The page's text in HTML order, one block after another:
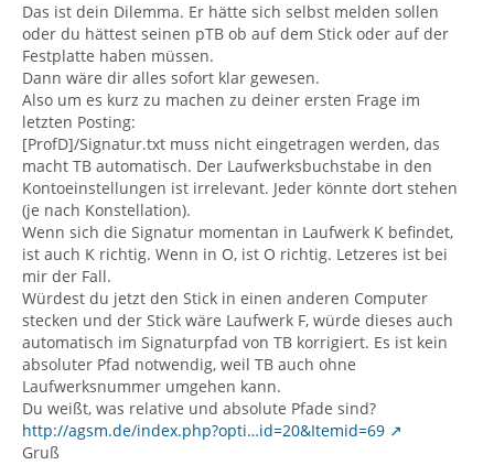
Das ist dein Dilemma. Er hätte sich selbst melden sollen
oder du hättest seinen pTB ob auf dem Stick oder auf der
Festplatte haben müssen.
Dann wäre dir alles sofort klar gewesen.
Also um es kurz zu machen zu deiner ersten Frage im
letzten Posting:
[ProfD]/Signatur.txt muss nicht eingetragen werden, das
macht TB automatisch. Der Laufwerksbuchstabe in den
Kontoeinstellungen ist irrelevant. Jeder könnte dort stehen
(je nach Konstellation).
Wenn sich die Signatur momentan in Laufwerk K befindet,
ist auch K richtig. Wenn in O, ist O richtig. Letzeres ist bei
mir der Fall.
Würdest du jetzt den Stick in einen anderen Computer
stecken und der Stick wäre Laufwerk F, würde dieses auch
automatisch im Signaturpfad von TB korrigiert. Es ist kein
absoluter Pfad notwendig, weil TB auch ohne
Laufwerksnummer umgehen kann.
Du weißt, was relative und absolute Pfade sind?
http://agsm.de/index.php?opti…id=20&Itemid=69
Gruß